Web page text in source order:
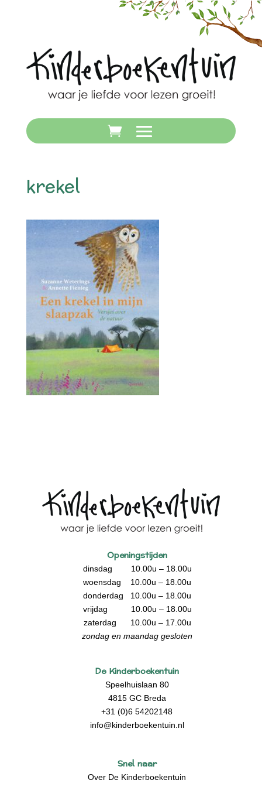
krekel
Openingstijden
dinsdag 10.00u – 18.00u
woensdag 10.00u – 18.00u
donderdag 10.00u – 18.00u
vrijdag 10.00u – 18.00u
zaterdag 10.00u – 17.00u
zondag en maandag gesloten
De Kinderboekentuin
Speelhuislaan 80
4815 GC Breda
+31 (0)6 54202148
info@kinderboekentuin.nl
Snel naar
Over De Kinderboekentuin